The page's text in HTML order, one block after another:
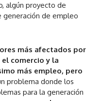
algún proyecto de
generación de empleo
más afectados por
comercio y la
más empleo, pero
problema donde los
para la generación